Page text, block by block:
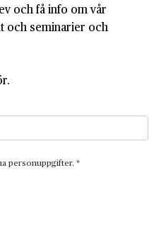
och få info om vår
och seminarier och